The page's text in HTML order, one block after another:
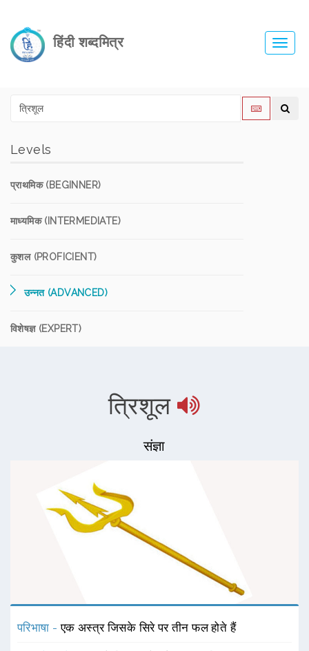
हिंदी शब्दमित्र
Levels
प्राथमिक (BEGINNER)
माध्यमिक (INTERMEDIATE)
कुशल (PROFICIENT)
उन्नत (ADVANCED)
विशेषज्ञ (EXPERT)
त्रिशूल
संज्ञा
परिभाषा -एक अस्त्र जिसके सिरे पर तीन फल होते हैं